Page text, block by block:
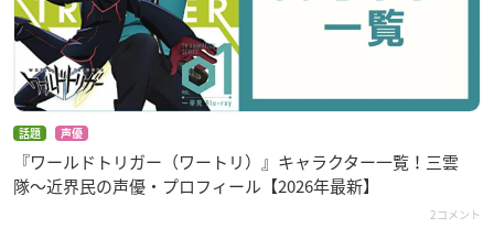
話題 声優
『ワールドトリガー（ワートリ）』キャラクター一覧！三雲
隊〜近界民の声優・プロフィール【2026年最新】
2コメント